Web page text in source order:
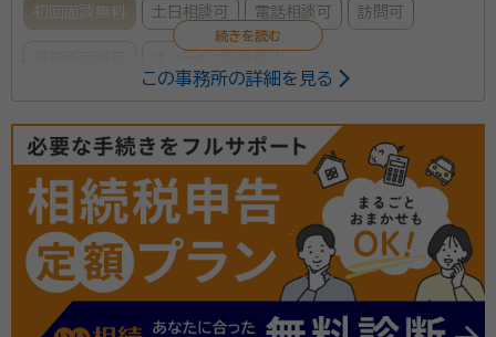
初回面談無料 土日相談可 電話相談可 訪問可
小溝 琢（こみぞ たく）
行政書士
経歴：
早稲田大学政治経済学部卒
当オフィスは相続・終活に特化した東京都世田谷区用賀
にある行政書士事務所です。 行政書士の業務は色々あ
りますが、当オフィスは相続・終活を専門に取り扱ってお
ります。特に生前対策、具体的には、将来の認知症の発
この事務所の詳細を見る